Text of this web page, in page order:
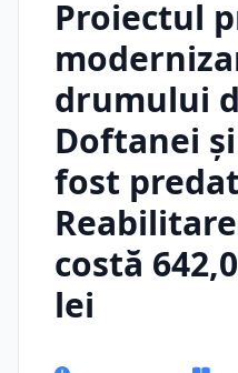
Proiectul
drumului
Doftanei
fost
costă
lei